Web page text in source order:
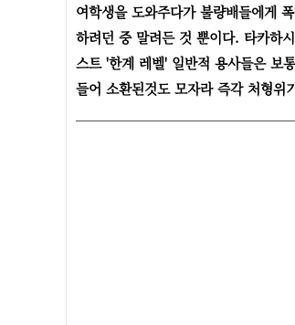
여학생을 도와주다가 불량배들에게
하려던 중 말려든 것 뿐이다. 타카하
스트 '한계 레벨' 일반적 용사들은 보
들어 소환된것도 모자라 즉각 처형